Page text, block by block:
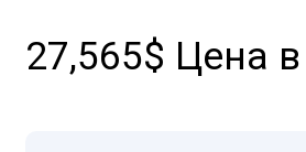
27,565$ Цена